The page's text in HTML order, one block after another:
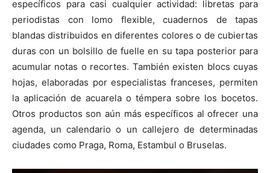
específicos para casi cualquier actividad: libretas para
periodistas con lomo flexible, cuadernos de tapas
blandas distribuidos en diferentes colores o de cubiertas
duras con un bolsillo de fuelle en su tapa posterior para
acumular notas o recortes. También existen blocs cuyas
hojas, elaboradas por especialistas franceses, permiten
la aplicación de acuarela o témpera sobre los bocetos.
Otros productos son aún más específicos al ofrecer una
agenda, un calendario o un callejero de determinadas
ciudades como Praga, Roma, Estambul o Bruselas.